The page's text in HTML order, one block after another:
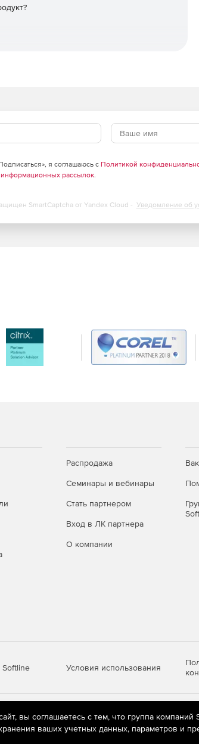
я соглашаюсь с Политикой
рассылок.
SmartCaptcha от Yandex Cloud - Уведомление об
Распродажа
Семинары и вебинары
Стать партнером
Вход в ЛК партнера
О компании
Условия использования
технологии(информационные
пользователей сети «Интернет»,
вы соглашаетесь с тем, что группа компаний
ваших учетных данных, параметров и